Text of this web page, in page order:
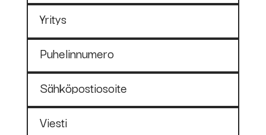
Yritys
Puhelinnumero
Sähköpostiosoite
Viesti